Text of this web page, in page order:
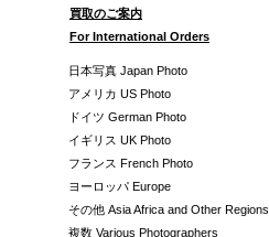
買取のご案内
For International Orders
日本写真 Japan Photo
アメリカ US Photo
ドイツ German Photo
イギリス UK Photo
フランス French Photo
ヨーロッパ Europe
その他 Asia Africa and Other Regions
複数 Various Photographers